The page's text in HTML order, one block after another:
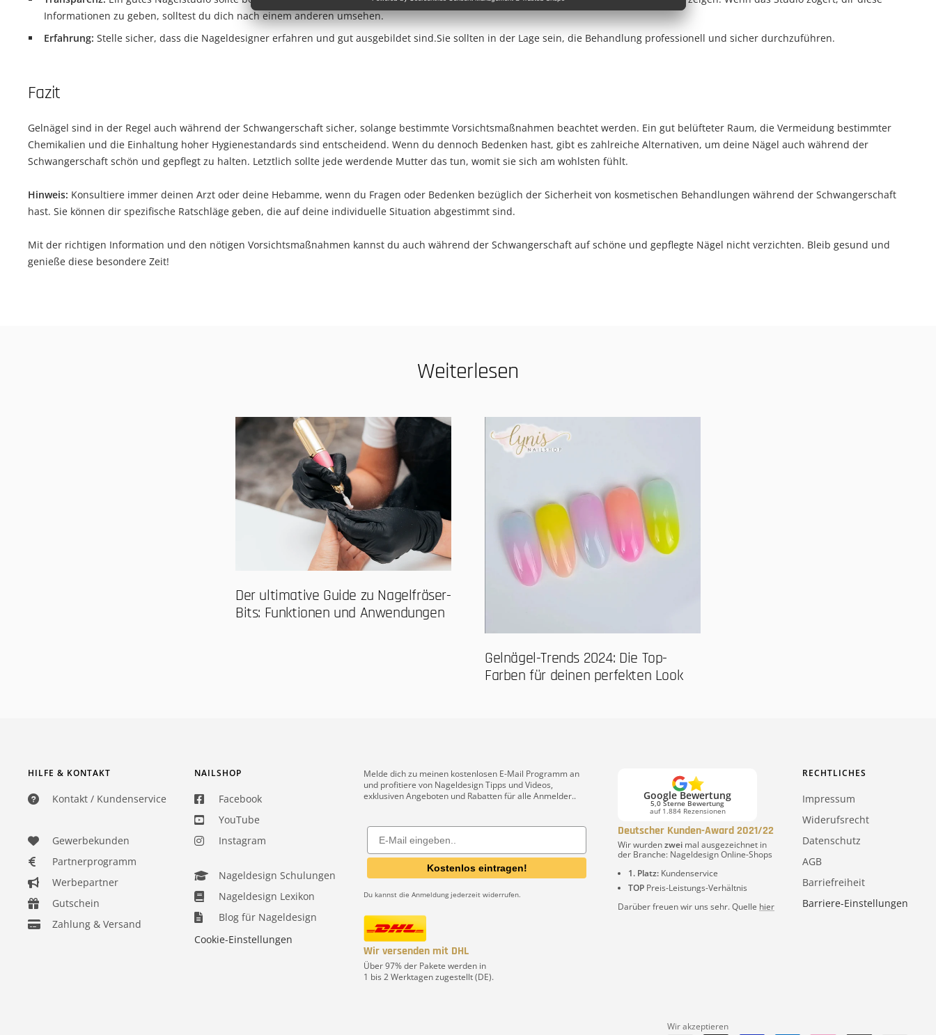
Informationen zu geben, solltest du dich nach einem anderen umsehen.
Erfahrung: Stelle sicher, dass die Nageldesigner erfahren und gut ausgebildet sind.Sie sollten in der Lage sein, die Behandlung professionell und sicher durchzuführen.
Fazit
Gelnägel sind in der Regel auch während der Schwangerschaft sicher, solange bestimmte Vorsichtsmaßnahmen beachtet werden. Ein gut belüfteter Raum, die Vermeidung bestimmter
Chemikalien und die Einhaltung hoher Hygienestandards sind entscheidend. Wenn du dennoch Bedenken hast, gibt es zahlreiche Alternativen, um deine Nägel auch während der
Schwangerschaft schön und gepflegt zu halten. Letztlich sollte jede werdende Mutter das tun, womit sie sich am wohlsten fühlt.
Hinweis: Konsultiere immer deinen Arzt oder deine Hebamme, wenn du Fragen oder Bedenken bezüglich der Sicherheit von kosmetischen Behandlungen während der Schwangerschaft
hast. Sie können dir spezifische Ratschläge geben, die auf deine individuelle Situation abgestimmt sind.
Mit der richtigen Information und den nötigen Vorsichtsmaßnahmen kannst du auch während der Schwangerschaft auf schöne und gepflegte Nägel nicht verzichten. Bleib gesund und
genieße diese besondere Zeit!
Weiterlesen
Der ultimative Guide zu Nagelfräser-
Bits: Funktionen und Anwendungen
Gelnägel-Trends 2024: Die Top-
Farben für deinen perfekten Look
HILFE & KONTAKT
Kontakt / Kundenservice
Gewerbekunden
Partnerprogramm
Werbepartner
Gutschein
Zahlung & Versand
NAILSHOP
Facebook
YouTube
Instagram
Nageldesign Schulungen
Nageldesign Lexikon
Blog für Nageldesign
Cookie-Einstellungen
Melde dich zu meinen kostenlosen E-Mail Programm an
und profitiere von Nageldesign Tipps und Videos,
exklusiven Angeboten und Rabatten für alle Anmelder..
Email
Kostenlos eintragen!
Du kannst die Anmeldung jederzeit widerrufen.
Wir versenden mit DHL
Über 97% der Pakete werden in
1 bis 2 Werktagen zugestellt (DE).
Google Bewertung
5,0 Sterne Bewertung
auf 1.884 Rezensionen
Deutscher Kunden-Award 2021/22
Wir wurdenzwei mal ausgezeichnet in
der Branche: Nageldesign Online-Shops
1. Platz: Kundenservice
TOP Preis-Leistungs-Verhältnis
Darüber freuen wir uns sehr. Quelle hier
RECHTLICHES
Impressum
Widerufsrecht
Datenschutz
AGB
Barriefreiheit
Barriere-Einstellungen
Wir akzeptieren